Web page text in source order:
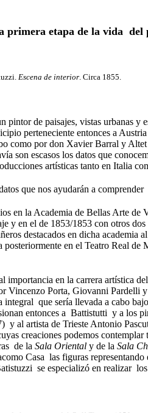
primera etapa de la vida
Escena de interior. Circa 1855.
de paisajes, vistas urbanas y
perteneciente entonces a
como por don Xavier Barral y
son escasos los datos que
artísticas tanto en Italia
que nos ayudarán a
en la Academia de Bellas Arte de
y en el de 1853/1853 con otros
destacados en dicha academia
posteriormente en el Teatro Real
importancia en la carrera artística
Vincenzo Porta, Giovanni Pardelli
integral que sería llevada a cabo
entonces a Battistutti y a los
y al artista de Trieste Antonio
creaciones podemos
de la Sala Oriental y de la Sala
Casa las figuras
se especializó en realizar